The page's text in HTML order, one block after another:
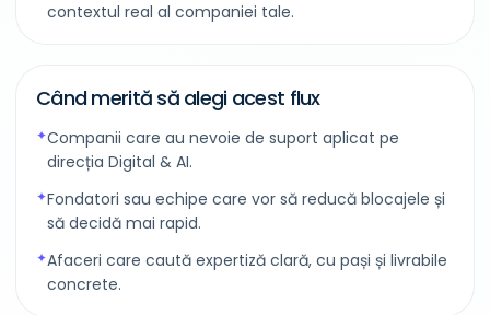
contextul real al companiei tale.
Când merită să alegi acest flux
Companii care au nevoie de suport aplicat pe
direcția Digital & AI.
Fondatori sau echipe care vor să reducă blocajele și
să decidă mai rapid.
Afaceri care caută expertiză clară, cu pași și livrabile
concrete.